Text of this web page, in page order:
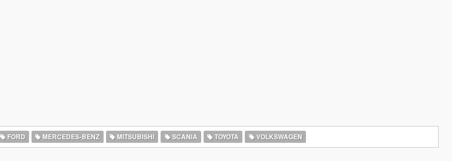
FORD MERCEDES-BENZ MITSUBISHI SCANIA TOYOTA VOLKSWAGEN